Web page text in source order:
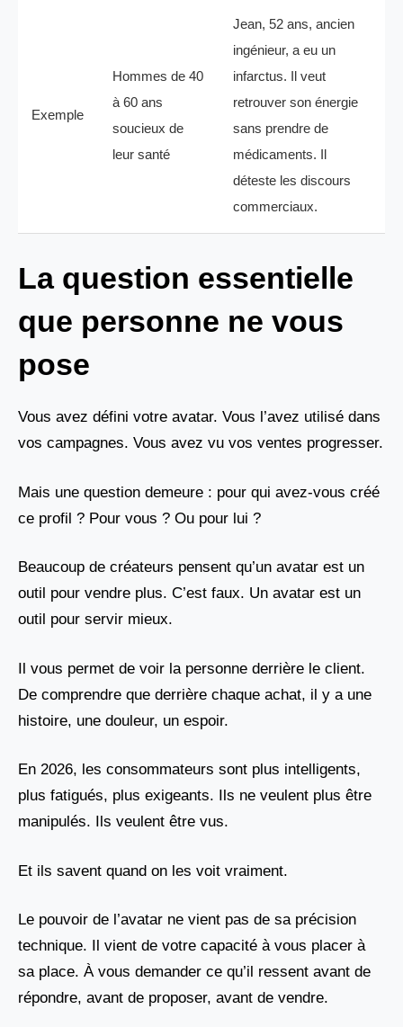
Exemple
Hommes de 40
à 60 ans
soucieux de
leur santé
Jean, 52 ans, ancien
ingénieur, a eu un
infarctus. Il veut
retrouver son énergie
sans prendre de
médicaments. Il
déteste les discours
commerciaux.
La question essentielle
que personne ne vous
pose
Vous avez défini votre avatar. Vous l’avez utilisé dans
vos campagnes. Vous avez vu vos ventes progresser.
Mais une question demeure : pour qui avez-vous créé
ce profil ? Pour vous ? Ou pour lui ?
Beaucoup de créateurs pensent qu’un avatar est un
outil pour vendre plus. C’est faux. Un avatar est un
outil pour servir mieux.
Il vous permet de voir la personne derrière le client.
De comprendre que derrière chaque achat, il y a une
histoire, une douleur, un espoir.
En 2026, les consommateurs sont plus intelligents,
plus fatigués, plus exigeants. Ils ne veulent plus être
manipulés. Ils veulent être vus.
Et ils savent quand on les voit vraiment.
Le pouvoir de l’avatar ne vient pas de sa précision
technique. Il vient de votre capacité à vous placer à
sa place. À vous demander ce qu’il ressent avant de
répondre, avant de proposer, avant de vendre.